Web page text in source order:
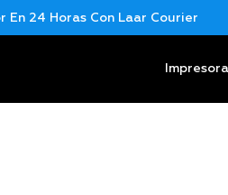
24 Horas Con Laar Courier